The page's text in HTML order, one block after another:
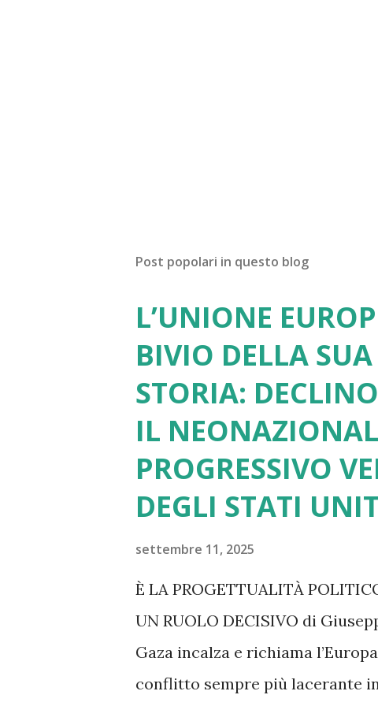
Post popolari in questo blog
L’UNIONE
BIVIO DELLA
STORIA:
IL
PROGRESSIVO
DEGLI STATI
settembre 11, 2025
È LA PROGETTUALITÀ
UN RUOLO DECISIVO di
Gaza incalza e richiama
conflitto sempre più lacerante